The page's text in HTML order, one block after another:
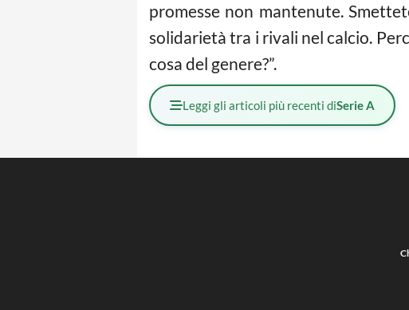
promesse non mantenute.
solidarietà tra i rivali nel calcio.
cosa del genere?”.
Leggi gli articoli più recenti diSerie A